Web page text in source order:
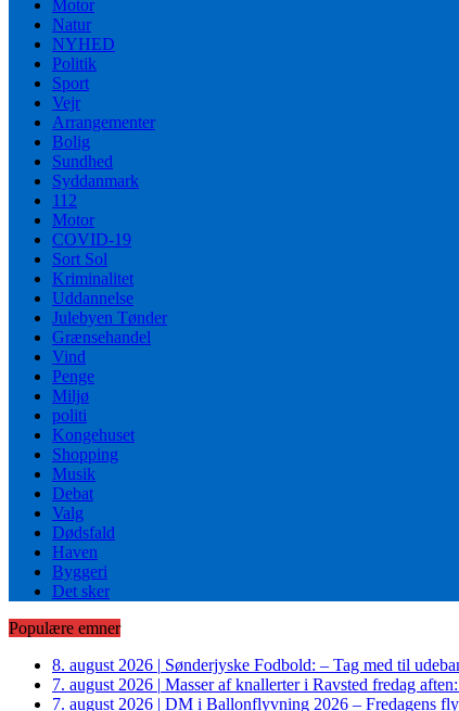
Motor
Natur
NYHED
Politik
Sport
Vejr
Arrangementer
Bolig
Sundhed
Syddanmark
112
Motor
COVID-19
Sort Sol
Kriminalitet
Uddannelse
Julebyen Tønder
Grænsehandel
Vind
Penge
Miljø
politi
Kongehuset
Shopping
Musik
Debat
Valg
Dødsfald
Haven
Byggeri
Det sker
Populære emner
8. august 2026 | Sønderjyske Fodbold: – Tag med til
7. august 2026 | Masser af knallerter i Ravsted fredag
7. august 2026 | DM i Ballonflyvning 2026 – Fredagens